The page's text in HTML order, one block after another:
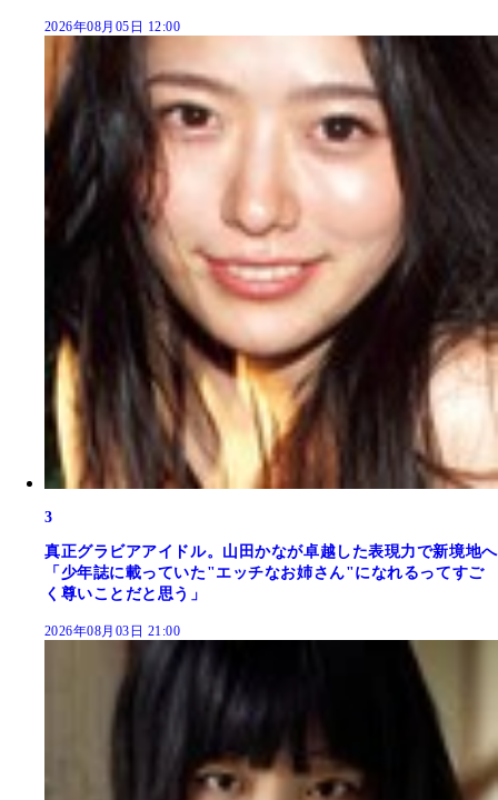
2026年08月05日 12:00
3
真正グラビアアイドル。山田かなが卓越した表現力で新境地へ
「少年誌に載っていた"エッチなお姉さん"になれるってすご
く尊いことだと思う」
2026年08月03日 21:00